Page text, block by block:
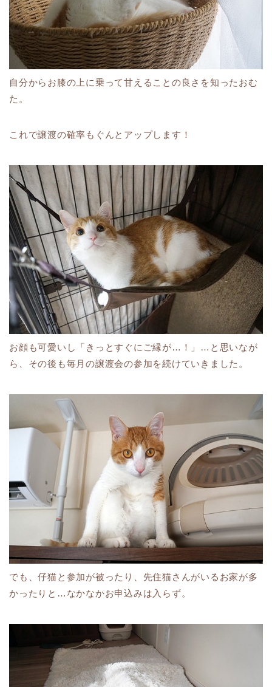
自分からお膝の上に乗って甘えることの良さを知ったおむ
た。
これで譲渡の確率もぐんとアップします！
お顔も可愛いし「きっとすぐにご縁が…！」…と思いなが
ら、その後も毎月の譲渡会の参加を続けていきました。
でも、仔猫と参加が被ったり、先住猫さんがいるお家が多
かったりと…なかなかお申込みは入らず。